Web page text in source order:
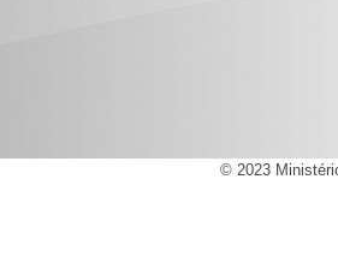
© 2023